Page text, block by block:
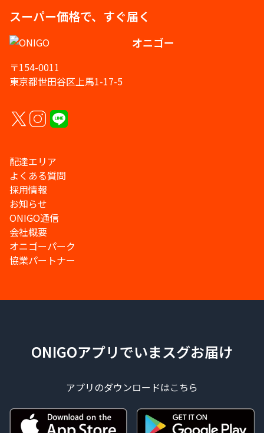
スーパー価格で、すぐ届く
オニゴー
〒154-0011
東京都世田谷区上馬1-17-5
配達エリア
よくある質問
採用情報
お知らせ
ONIGO通信
会社概要
オニゴーパーク
協業パートナー
ONIGOアプリでいまスグお届け
アプリのダウンロードはこちら